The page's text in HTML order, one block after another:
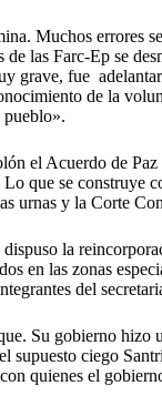
Muchos errores
las Farc-Ep se
grave, fue
de la
pueblo».
el Acuerdo de
que se construye
urnas y la Corte
la
en las zonas
del
Su gobierno hizo
ciego
quienes el